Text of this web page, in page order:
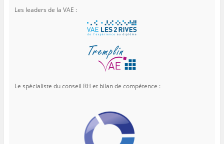
Les leaders de la VAE :
Le spécialiste du conseil RH et bilan de compétence :